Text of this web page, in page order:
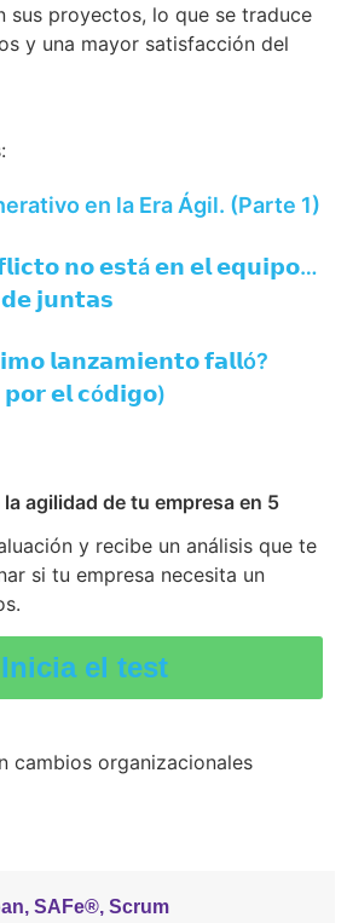
sus proyectos, lo que se traduce
y una mayor satisfacción del
en la Era Ágil. (Parte 1)
𝗻𝗼 𝗲𝘀𝘁á 𝗲𝗻 𝗲𝗹 𝗲𝗾𝘂𝗶𝗽𝗼…
𝗷𝘂𝗻𝘁𝗮𝘀
𝗹𝗮𝗻𝘇𝗮𝗺𝗶𝗲𝗻𝘁𝗼 𝗳𝗮𝗹𝗹ó?
𝗲𝗹 𝗰ó𝗱𝗶𝗴𝗼)
agilidad de tu empresa en 5
y recibe un análisis que te
si tu empresa necesita un
Inicia el test
cambios organizacionales
, SAFe®, Scrum